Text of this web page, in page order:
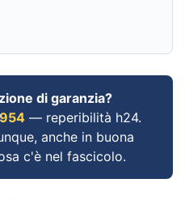
di garanzia?
— reperibilità h24.
anche in buona
c'è nel fascicolo.